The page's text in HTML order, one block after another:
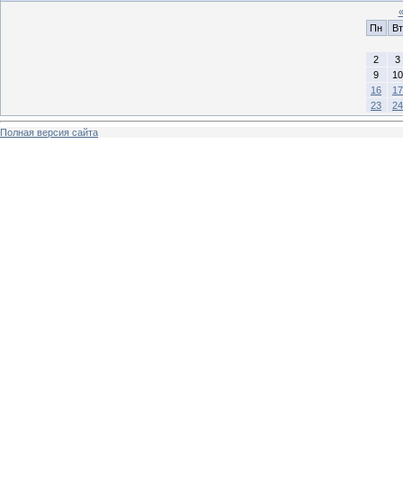
«
Пн
Вт
2
3
9
10
16
17
23
24
Полная версия сайта